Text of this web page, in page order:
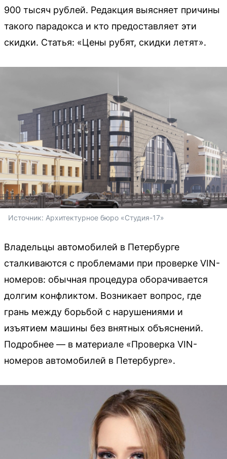
900 тысяч рублей. Редакция выясняет причины
такого парадокса и кто предоставляет эти
скидки. Статья: «Цены рубят, скидки летят».
Источник: Архитектурное бюро «Студия-17»
Владельцы автомобилей в Петербурге
сталкиваются с проблемами при проверке VIN-
номеров: обычная процедура оборачивается
долгим конфликтом. Возникает вопрос, где
грань между борьбой с нарушениями и
изъятием машины без внятных объяснений.
Подробнее — в материале «Проверка VIN-
номеров автомобилей в Петербурге».